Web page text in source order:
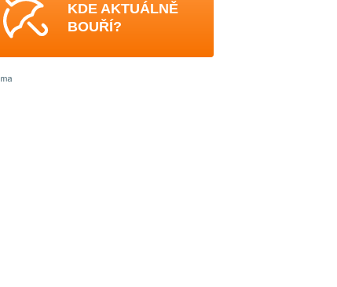
KDE AKTUÁLNĚ
BOUŘÍ?